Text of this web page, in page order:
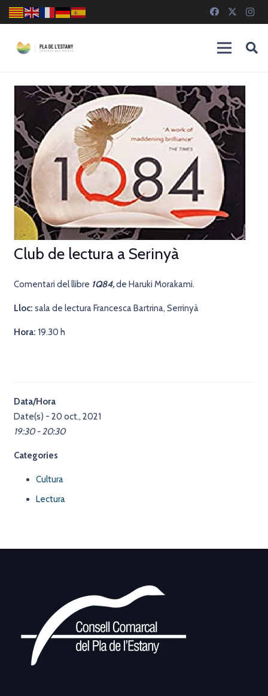
Club de lectura a Serinyà
Comentari del llibre 1Q84,de Haruki Morakami.
Lloc: sala de lectura Francesca Bartrina, Serrinyà
Hora: 19.30 h
Data/Hora
Date(s) - 20 oct., 2021
19:30 - 20:30
Categories
Cultura
Lectura